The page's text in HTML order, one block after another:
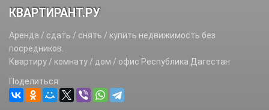
Гунибский р-н.
Дагестанские Огни г.
Дахадаевский р-н.
Дербент г.
Дербентский р-н.
Зубутлинский с/с.
Избербаш г.
КВАРТИРАНТ.РУ
Аренда / сдать / снять / купить недвижимость без
посредников.
Квартиру / комнату / дом / офис Республика Дагестан
Поделиться: